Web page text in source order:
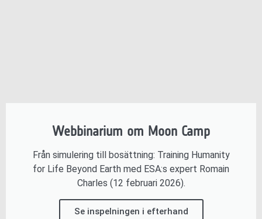
Webbinarium om Moon Camp
Från simulering till bosättning: Training Humanity
for Life Beyond Earth med ESA:s expert Romain
Charles (12 februari 2026).
Se inspelningen i efterhand